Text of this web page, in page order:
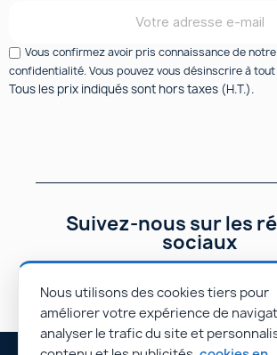
Vous confirmez avoir pris connaissance de
confidentialité. Vous pouvez vous désinscrire à
Tous les prix indiqués sont hors taxes (H.T.).
Suivez-nous sur les
sociaux
Mentions légales Conditions générales de vente
Nous utilisons des cookies tiers pour
améliorer votre expérience de
analyser le trafic du site et